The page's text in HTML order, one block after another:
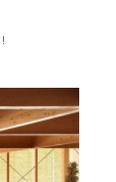
au